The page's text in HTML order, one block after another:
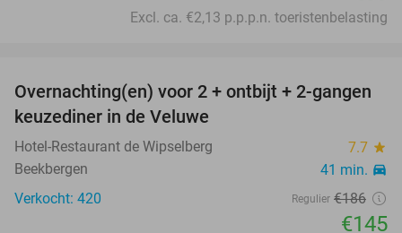
Excl. ca. €2,13 p.p.p.n. toeristenbelasting
22%
Overnachting(en) voor 2 + ontbijt + 2-gangen
keuzediner in de Veluwe
Hotel-Restaurant de Wipselberg 7.7 star
Beekbergen 41 min. directions_car
Verkocht: 420 Regulier €186
€145